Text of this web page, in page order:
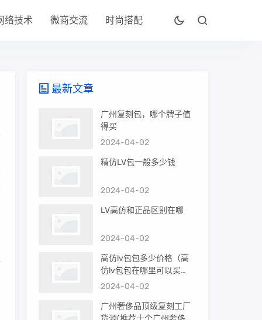
络技术 微商交流 时尚搭配
最新文章
广州复刻包，哪个牌子值
得买
2024-04-02
精仿LV包一般多少钱
2024-04-02
LV高仿和正品区别在哪
2024-04-02
高仿lv包包多少价格（高
仿lv包包在哪里可以买
到）
2024-04-02
广州奢侈品顶级复刻工厂